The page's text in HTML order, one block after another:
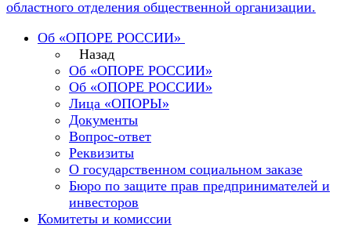
Об «ОПОРЕ РОССИИ»
Назад
Об «ОПОРЕ РОССИИ»
Об «ОПОРЕ РОССИИ»
Лица «ОПОРЫ»
Документы
Вопрос-ответ
Реквизиты
О государственном социальном заказе
Бюро по защите прав предпринимателей и
инвесторов
Комитеты и комиссии